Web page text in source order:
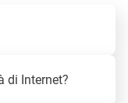
di Internet?